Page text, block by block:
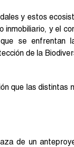
y estos
y el
se enfrentan
de la
que las distintas
de un